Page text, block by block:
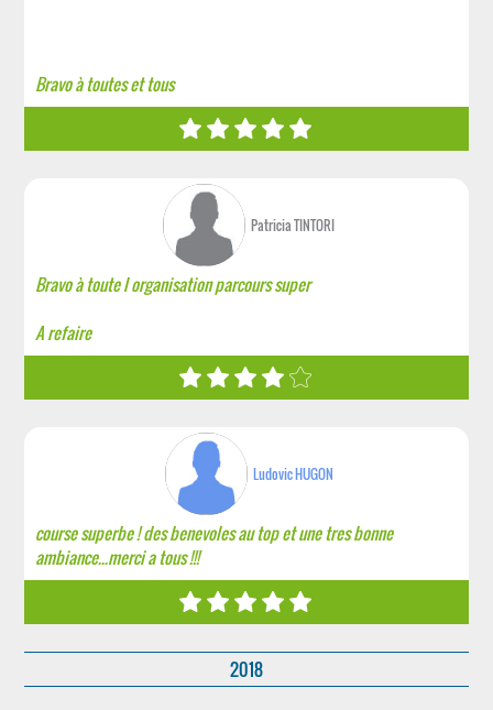
Bravo à toutes et tous
Patricia TINTORI
Bravo à toute l organisation parcours super
A refaire
Ludovic HUGON
course superbe ! des benevoles au top et une tres bonne
ambiance...merci a tous !!!
2018